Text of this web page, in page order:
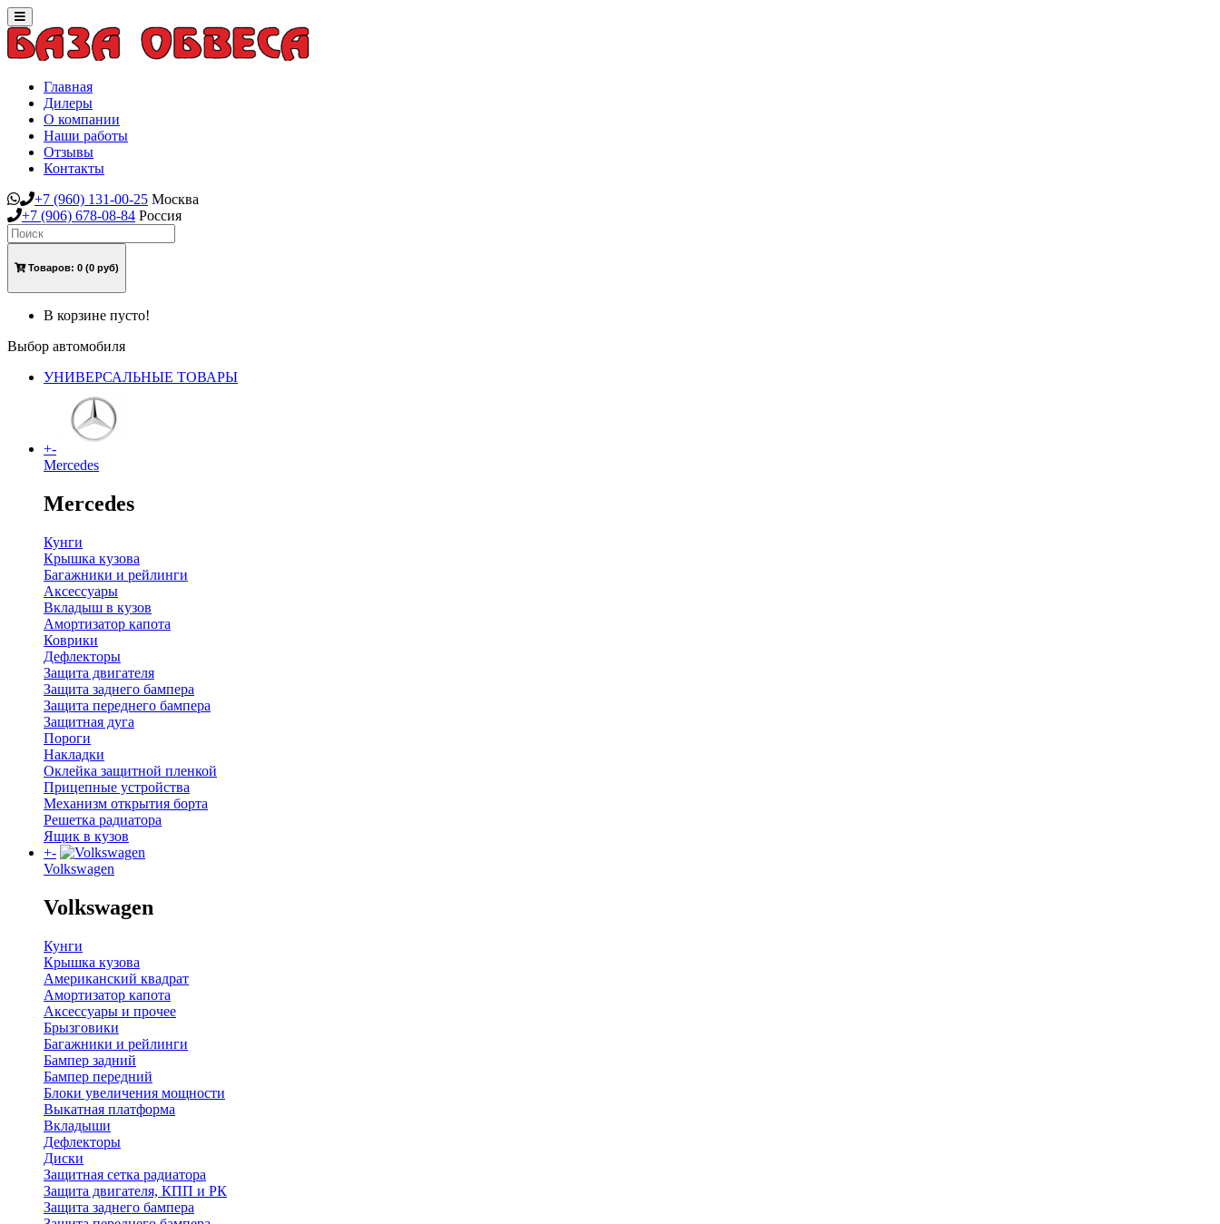
Toggle
navigation
Главная
Дилеры
О компании
Наши работы
Отзывы
Контакты
+7 (960) 131-00-25 Москва
+7 (906) 678-08-84 Россия
Товаров: 0 (0 руб)
В корзине пусто!
Выбор автомобиля
УНИВЕРСАЛЬНЫЕ ТОВАРЫ
+-
Mercedes
Mercedes
Кунги
Крышка кузова
Багажники и рейлинги
Аксессуары
Вкладыш в кузов
Амортизатор капота
Коврики
Дефлекторы
Защита двигателя
Защита заднего бампера
Защита переднего бампера
Защитная дуга
Пороги
Накладки
Оклейка защитной пленкой
Прицепные устройства
Механизм открытия борта
Решетка радиатора
Ящик в кузов
+-
Volkswagen
Volkswagen
Кунги
Крышка кузова
Американский квадрат
Амортизатор капота
Аксессуары и прочее
Брызговики
Багажники и рейлинги
Бампер задний
Бампер передний
Блоки увеличения мощности
Выкатная платформа
Вкладыши
Дефлекторы
Диски
Защитная сетка радиатора
Защита двигателя, КПП и РК
Защита заднего бампера